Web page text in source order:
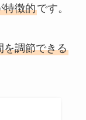
特徴的です。
を調節できる